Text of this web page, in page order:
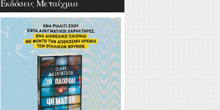
Εκδόσεις Μεταίχμιο